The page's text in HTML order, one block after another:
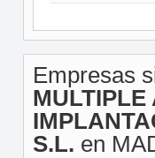
Empresas
MULTIPLE
S.L. en